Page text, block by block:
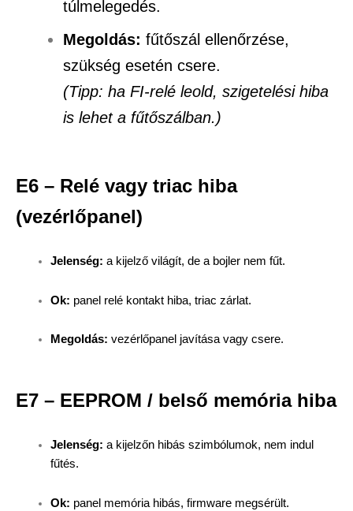
túlmelegedés.
Megoldás: fűtőszál ellenőrzése,
szükség esetén csere.
(Tipp: ha FI-relé leold, szigetelési hiba
is lehet a fűtőszálban.)
E6 – Relé vagy triac hiba
(vezérlőpanel)
Jelenség: a kijelző világít, de a bojler nem fűt.
Ok: panel relé kontakt hiba, triac zárlat.
Megoldás: vezérlőpanel javítása vagy csere.
E7 – EEPROM / belső memória hiba
Jelenség: a kijelzőn hibás szimbólumok, nem indul
fűtés.
Ok: panel memória hibás, firmware megsérült.